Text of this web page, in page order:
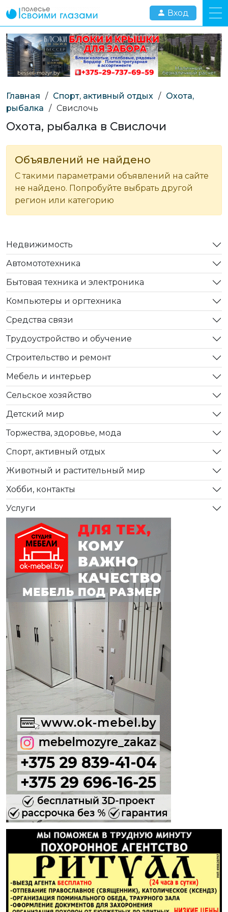
Вход
Главная / Спорт, активный отдых / Охота,
рыбалка / Свислочь
Охота, рыбалка в Свислочи
Объявлений не найдено
С такими параметрами объявлений на сайте
не найдено. Попробуйте выбрать другой
регион или категорию
Недвижимость
Автомототехника
Бытовая техника и электроника
Компьютеры и оргтехника
Средства связи
Трудоустройство и обучение
Строительство и ремонт
Мебель и интерьер
Сельское хозяйство
Детский мир
Торжества, здоровье, мода
Спорт, активный отдых
Животный и растительный мир
Хобби, контакты
Услуги